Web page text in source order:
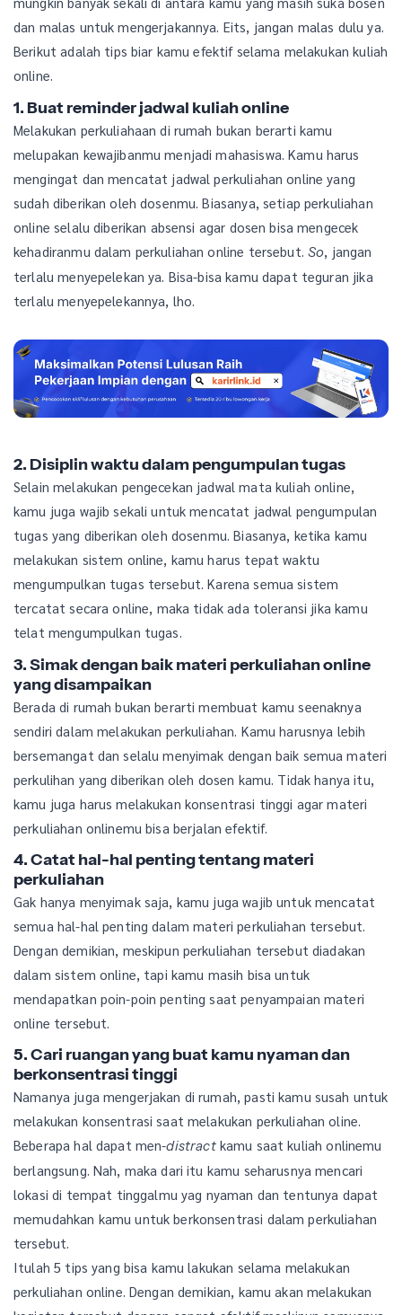
dan malas untuk mengerjakannya. Eits, jangan malas dulu ya.
Berikut adalah tips biar kamu efektif selama melakukan kuliah
online.
1. Buat reminder jadwal kuliah online
Melakukan perkuliahaan di rumah bukan berarti kamu
melupakan kewajibanmu menjadi mahasiswa. Kamu harus
mengingat dan mencatat jadwal perkuliahan online yang
sudah diberikan oleh dosenmu. Biasanya, setiap perkuliahan
online selalu diberikan absensi agar dosen bisa mengecek
kehadiranmu dalam perkuliahan online tersebut.So , jangan
terlalu menyepelekan ya. Bisa-bisa kamu dapat teguran jika
terlalu menyepelekannya, lho.
2. Disiplin waktu dalam pengumpulan tugas
Selain melakukan pengecekan jadwal mata kuliah online,
kamu juga wajib sekali untuk mencatat jadwal pengumpulan
tugas yang diberikan oleh dosenmu. Biasanya, ketika kamu
melakukan sistem online, kamu harus tepat waktu
mengumpulkan tugas tersebut. Karena semua sistem
tercatat secara online, maka tidak ada toleransi jika kamu
telat mengumpulkan tugas.
3. Simak dengan baik materi perkuliahan online
yang disampaikan
Berada di rumah bukan berarti membuat kamu seenaknya
sendiri dalam melakukan perkuliahan. Kamu harusnya lebih
bersemangat dan selalu menyimak dengan baik semua materi
perkulihan yang diberikan oleh dosen kamu. Tidak hanya itu,
kamu juga harus melakukan konsentrasi tinggi agar materi
perkuliahan onlinemu bisa berjalan efektif.
4. Catat hal-hal penting tentang materi
perkuliahan
Gak hanya menyimak saja, kamu juga wajib untuk mencatat
semua hal-hal penting dalam materi perkuliahan tersebut.
Dengan demikian, meskipun perkuliahan tersebut diadakan
dalam sistem online, tapi kamu masih bisa untuk
mendapatkan poin-poin penting saat penyampaian materi
online tersebut.
5. Cari ruangan yang buat kamu nyaman dan
berkonsentrasi tinggi
Namanya juga mengerjakan di rumah, pasti kamu susah untuk
melakukan konsentrasi saat melakukan perkuliahan oline.
Beberapa hal dapat men-distractkamu saat kuliah onlinemu
berlangsung. Nah, maka dari itu kamu seharusnya mencari
lokasi di tempat tinggalmu yag nyaman dan tentunya dapat
memudahkan kamu untuk berkonsentrasi dalam perkuliahan
tersebut.
Itulah 5 tips yang bisa kamu lakukan selama melakukan
perkuliahan online. Dengan demikian, kamu akan melakukan